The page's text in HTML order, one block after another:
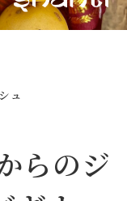
ュ
らのジ